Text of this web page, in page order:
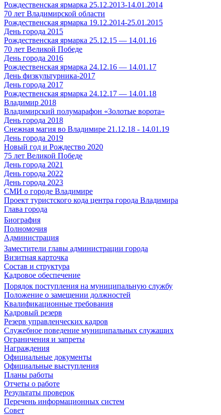
Рождественская ярмарка 25.12.2013-14.01.2014
70 лет Владимирской области
Рождественская ярмарка 19.12.2014-25.01.2015
День города 2015
Рождественская ярмарка 25.12.15 — 14.01.16
70 лет Великой Победе
День города 2016
Рождественская ярмарка 24.12.16 — 14.01.17
День физкультурника-2017
День города 2017
Рождественская ярмарка 24.12.17 — 14.01.18
Владимир 2018
Владимирский полумарафон «Золотые ворота»
День города 2018
Снежная магия во Владимире 21.12.18 - 14.01.19
День города 2019
Новый год и Рождество 2020
75 лет Великой Победе
День города 2021
День города 2022
День города 2023
СМИ о городе Владимире
Проект туристского кода центра города Владимира
Глава города
Биография
Полномочия
Администрация
Заместители главы администрации города
Визитная карточка
Состав и структура
Кадровое обеспечение
Порядок поступления на муниципальную службу
Положение о замещении должностей
Квалификационные требования
Кадровый резерв
Резерв управленческих кадров
Служебное поведение муниципальных служащих
Ограничения и запреты
Награждения
Официальные документы
Официальные выступления
Планы работы
Отчеты о работе
Результаты проверок
Перечень информационных систем
Совет